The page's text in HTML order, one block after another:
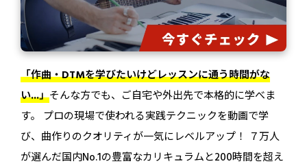
「作曲・DTMを学びたいけどレッスンに通う時間がな
い...」そんな方でも、ご自宅や外出先で本格的に学べま
す。 プロの現場で使われる実践テクニックを動画で学
び、曲作りのクオリティが一気にレベルアップ！ ７万人
が選んだ国内No.1の豊富なカリキュラムと200時間を超え